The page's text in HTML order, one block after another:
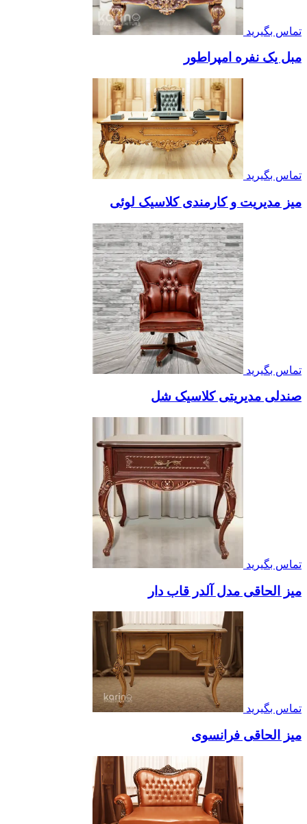
تماس بگیرید
مبل یک نفره امپراطور
تماس بگیرید
میز مدیریت و کارمندی کلاسیک لوئی
تماس بگیرید
صندلی مدیریتی کلاسیک شل
تماس بگیرید
میز الحاقی مدل آلدر قاب دار
تماس بگیرید
میز الحاقی فرانسوی